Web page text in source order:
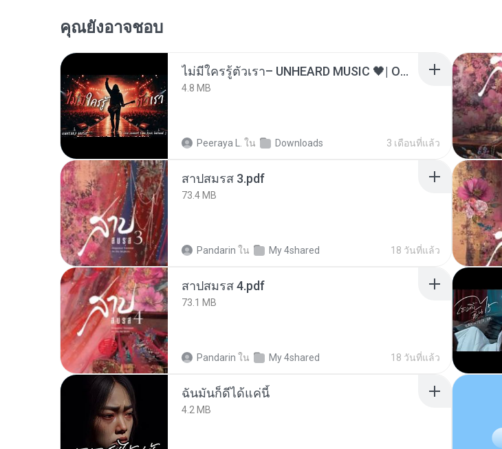
คุณยังอาจชอบ
ไม่มีใครรู้ตัวเรา– UNHEARD MUSIC 🖤| Official Lyric Video | เพลงสู้ชีวิต
4.8 MB
Peeraya L. ใน Downloads 3 เดือนที่แล้ว
สาปสมรส 3.pdf
73.4 MB
Pandarin ใน My 4shared 18 วันที่แล้ว
สาปสมรส 4.pdf
73.1 MB
Pandarin ใน My 4shared 18 วันที่แล้ว
ฉันมันก็ดีได้แค่นี้
4.2 MB